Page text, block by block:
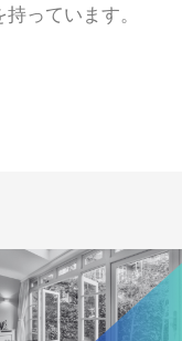
っています。